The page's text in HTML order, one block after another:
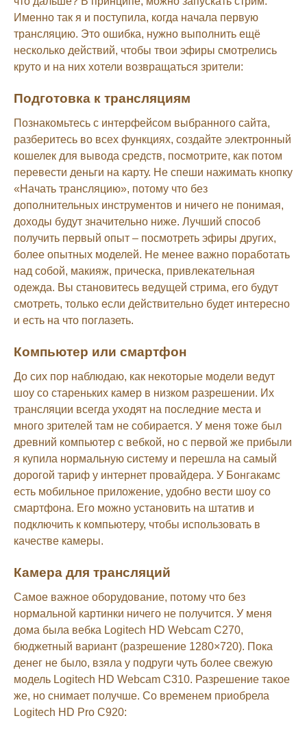
Именно так я и поступила, когда начала первую
трансляцию. Это ошибка, нужно выполнить ещё
несколько действий, чтобы твои эфиры смотрелись
круто и на них хотели возвращаться зрители:
Подготовка к трансляциям
Познакомьтесь с интерфейсом выбранного сайта,
разберитесь во всех функциях, создайте электронный
кошелек для вывода средств, посмотрите, как потом
перевести деньги на карту. Не спеши нажимать кнопку
«Начать трансляцию», потому что без
дополнительных инструментов и ничего не понимая,
доходы будут значительно ниже. Лучший способ
получить первый опыт – посмотреть эфиры других,
более опытных моделей. Не менее важно поработать
над собой, макияж, прическа, привлекательная
одежда. Вы становитесь ведущей стрима, его будут
смотреть, только если действительно будет интересно
и есть на что поглазеть.
Компьютер или смартфон
До сих пор наблюдаю, как некоторые модели ведут
шоу со стареньких камер в низком разрешении. Их
трансляции всегда уходят на последние места и
много зрителей там не собирается. У меня тоже был
древний компьютер с вебкой, но с первой же прибыли
я купила нормальную систему и перешла на самый
дорогой тариф у интернет провайдера. У Бонгакамс
есть мобильное приложение, удобно вести шоу со
смартфона. Его можно установить на штатив и
подключить к компьютеру, чтобы использовать в
качестве камеры.
Камера для трансляций
Самое важное оборудование, потому что без
нормальной картинки ничего не получится. У меня
дома была вебка Logitech HD Webcam C270,
бюджетный вариант (разрешение 1280×720). Пока
денег не было, взяла у подруги чуть более свежую
модель Logitech HD Webcam C310. Разрешение такое
же, но снимает получше. Со временем приобрела
Logitech HD Pro С920: